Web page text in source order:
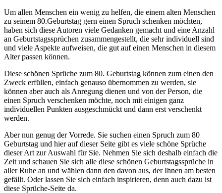
Um allen Menschen ein wenig zu helfen, die einem alten Menschen
zu seinem 80.Geburtstag gern einen Spruch schenken möchten,
haben sich diese Autoren viele Gedanken gemacht und eine Anzahl
an Geburtstagssprüchen zusammengestellt, die sehr individuell sind
und viele Aspekte aufweisen, die gut auf einen Menschen in diesem
Alter passen können.
Diese schönen Sprüche zum 80. Geburtstag können zum einen den
Zweck erfüllen, einfach genauso übernommen zu werden, sie
können aber auch als Anregung dienen und von der Person, die
einen Spruch verschenken möchte, noch mit einigen ganz
individuellen Punkten ausgeschmückt und dann erst verschenkt
werden.
Aber nun genug der Vorrede. Sie suchen einen Spruch zum 80
Geburtstag und hier auf dieser Seite gibt es viele schöne Sprüche
dieser Art zur Auswahl für Sie. Nehmen Sie sich deshalb einfach die
Zeit und schauen Sie sich alle diese schönen Geburtstagssprüche in
aller Ruhe an und wählen dann den davon aus, der Ihnen am besten
gefällt. Oder lassen Sie sich einfach inspirieren, denn auch dazu ist
diese Sprüche-Seite da.